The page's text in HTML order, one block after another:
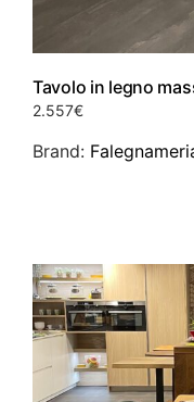
Tavolo in legno
2.557€
Brand: